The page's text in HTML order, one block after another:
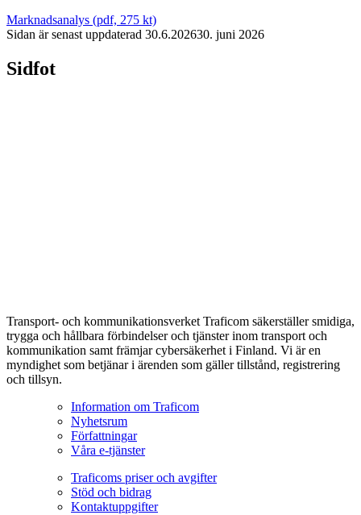
Marknadsanalys (pdf, 275 kt)
Sidan är senast uppdaterad 30.6.202630. juni 2026
Sidfot
Transport- och kommunikationsverket Traficom säkerställer smidiga,
trygga och hållbara förbindelser och tjänster inom transport och
kommunikation samt främjar cybersäkerhet i Finland. Vi är en
myndighet som betjänar i ärenden som gäller tillstånd, registrering
och tillsyn.
Information om Traficom
Nyhetsrum
Författningar
Våra e-tjänster
Traficoms priser och avgifter
Stöd och bidrag
Kontaktuppgifter